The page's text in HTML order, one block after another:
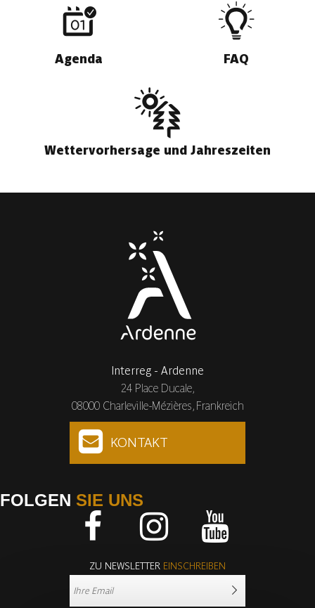
Agenda FAQ
Wettervorhersage und Jahreszeiten
Interreg - Ardenne
24 Place Ducale,
08000 Charleville-Mézières, Frankreich
KONTAKT
FOLGEN SIE UNS
ZU NEWSLETTER EINSCHREIBEN